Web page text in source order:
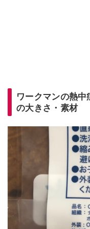
ワークマンの熱中
の大きさ・素材